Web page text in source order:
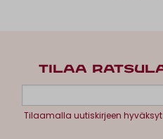
TILAA
Tilaamalla uutiskirjeen hyväksyt